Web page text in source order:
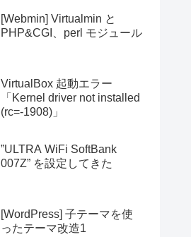
[Webmin] Virtualmin と
PHP&CGI、perl モジュール
VirtualBox 起動エラー
「Kernel driver not installed
(rc=-1908)」
”ULTRA WiFi SoftBank
007Z” を設定してきた
[WordPress] 子テーマを使
ったテーマ改造1